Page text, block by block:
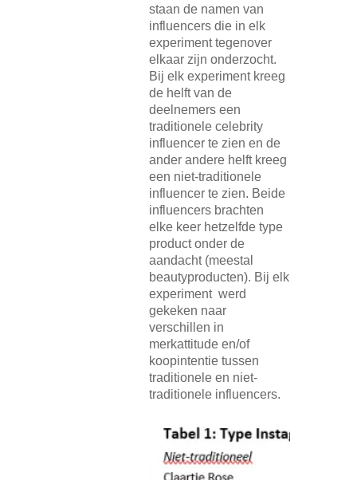
staan de namen van
influencers die in elk
experiment tegenover
elkaar zijn onderzocht.
Bij elk experiment kreeg
de helft van de
deelnemers een
traditionele celebrity
influencer te zien en de
ander andere helft kreeg
een niet-traditionele
influencer te zien. Beide
influencers brachten
elke keer hetzelfde type
product onder de
aandacht (meestal
beautyproducten). Bij elk
experiment werd
gekeken naar
verschillen in
merkattitude en/of
koopintentie tussen
traditionele en niet-
traditionele influencers.